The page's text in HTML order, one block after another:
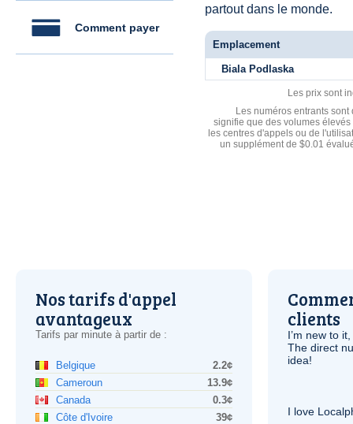
Comment payer
partout dans le monde.
Emplacement
Biala Podlaska
Les prix sont
Les numéros entrants
signifie que des volumes
les centres d'appels ou de
un supplément de $0.01
Nos tarifs d'appel
avantageux
Tarifs par minute à partir de :
Belgique
2.2¢
Cameroun
13.9¢
Canada
0.3¢
Côte d'Ivoire
39¢
clients
I’m new to
The direct
idea!
I love